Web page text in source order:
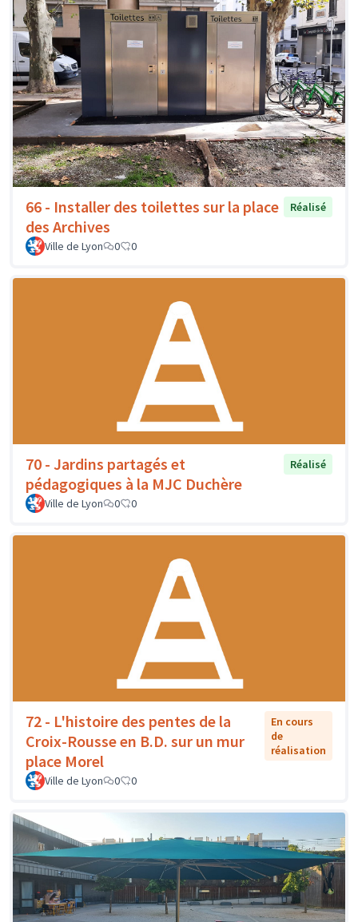
66 - Installer des toilettes sur la place
des Archives
Réalisé
Ville de Lyon 0 0
70 - Jardins partagés et
pédagogiques à la MJC Duchère
Réalisé
Ville de Lyon 0 0
72 - L'histoire des pentes de la
Croix-Rousse en B.D. sur un mur
place Morel
En cours
de
réalisation
Ville de Lyon 0 0